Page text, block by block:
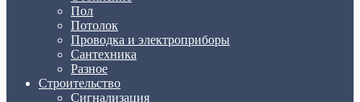
Пол
Потолок
Проводка и электроприборы
Сантехника
Разное
Строительство
Сигнализация